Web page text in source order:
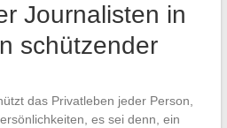
Journalisten in
schützender
das Privatleben jeder Person,
es sei denn, ein